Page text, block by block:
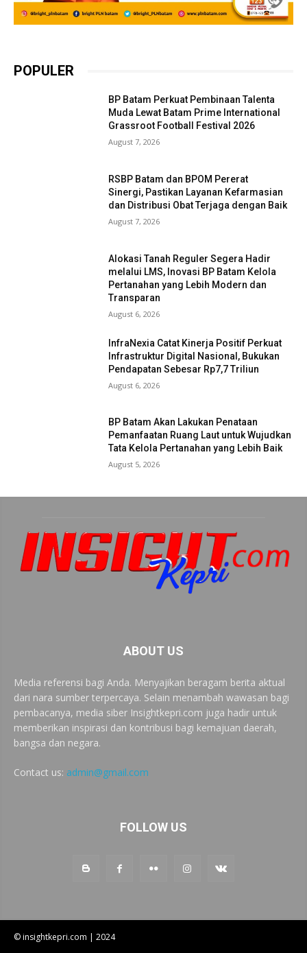
POPULER
BP Batam Perkuat Pembinaan Talenta
Muda Lewat Batam Prime International
Grassroot Football Festival 2026
August 7, 2026
RSBP Batam dan BPOM Pererat
Sinergi, Pastikan Layanan Kefarmasian
dan Distribusi Obat Terjaga dengan Baik
August 7, 2026
Alokasi Tanah Reguler Segera Hadir
melalui LMS, Inovasi BP Batam Kelola
Pertanahan yang Lebih Modern dan
Transparan
August 6, 2026
InfraNexia Catat Kinerja Positif Perkuat
Infrastruktur Digital Nasional, Bukukan
Pendapatan Sebesar Rp7,7 Triliun
August 6, 2026
BP Batam Akan Lakukan Penataan
Pemanfaatan Ruang Laut untuk Wujudkan
Tata Kelola Pertanahan yang Lebih Baik
August 5, 2026
ABOUT US
Media referensi bagi Anda. Menyajikan beragam berita aktual
dari nara sumber terpercaya. Selain menambah wawasan bagi
pembacanya, media siber Insightkepri.com juga hadir untuk
memberikan inspirasi dan kontribusi bagi kemajuan daerah,
bangsa dan negara.
Contact us: admin@gmail.com
FOLLOW US
© insightkepri.com | 2024